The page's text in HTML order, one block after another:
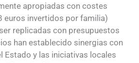
apropiadas con costes
euros invertidos por familia)
replicadas con presupuestos
han establecido sinergias con
Estado y las iniciativas locales